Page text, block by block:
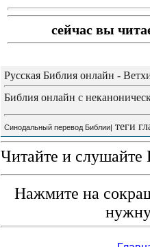
сейчас вы
Русская Библия онлайн -
Библия онлайн с
Синодальный перевод Библии| теги
Читайте и слушайте
Нажмите на